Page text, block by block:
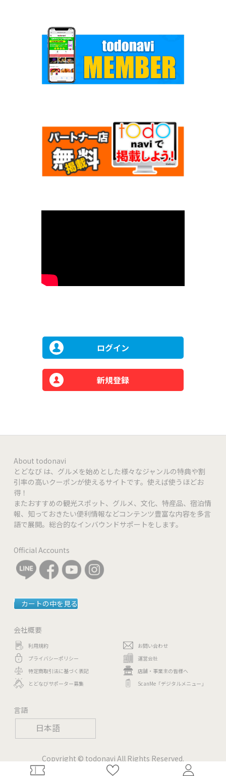
日本語
ログイン
新規登録
About todonavi
とどなび は、グルメを始めとした様々なジャンルの特典や割
引率の高いクーポンが使えるサイトです。使えば使うほどお
得！
またおすすめの観光スポット、グルメ、文化、特産品、宿泊情
報、知っておきたい便利情報などコンテンツ豊富な内容を多言
語で展開。総合的なインバウンドサポートをします。
Official Accounts
カートの中を見る
会社概要
利用規約
プライバシーポリシー
特定商取引法に基づく表記
とどなびサポーター募集
お問い合わせ
運営会社
店舗・事業主の皆様へ
ScanMe「デジタルメニュー」
言語
Copyright © todonavi All Rights Reserved.